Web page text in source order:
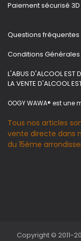
Paiement sécurisé
Questions fréquentes
Conditions
L'ABUS D'ALCOOL EST
LA VENTE D'ALCOOL
OOGY WAWA® est une
Tous nos articles
vente directe dans
du 15ème
Copyright © 2011-